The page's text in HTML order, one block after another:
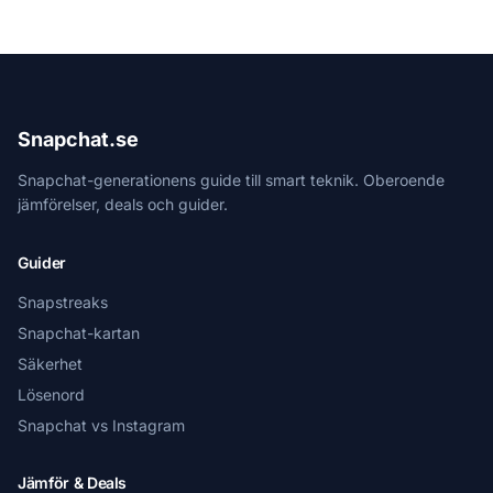
Snapchat.se
Snapchat-generationens guide till smart teknik. Oberoende
jämförelser, deals och guider.
Guider
Snapstreaks
Snapchat-kartan
Säkerhet
Lösenord
Snapchat vs Instagram
Jämför & Deals